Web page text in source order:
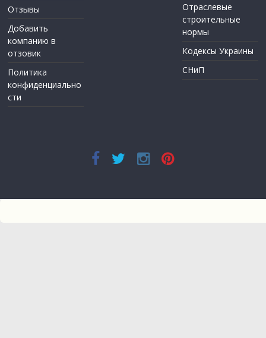
Отзывы
Добавить
компанию в
отзовик
Политика
конфиденциально
сти
Отраслевые
строительные
нормы
Кодексы Украины
СНиП